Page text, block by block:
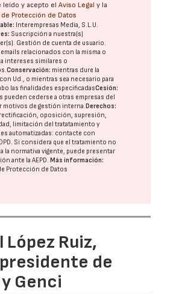
leído y acepto elAviso Legal y la
de Protección de Datos
Interempresas Media, S.L.U.
Suscripción a nuestra(s)
Gestión de cuenta de usuario.
emails relacionados con la misma o
intereses similares o
Conservación: mientras dure la
Ud., o mientras sea necesario para
las finalidades especificadasCesión:
pueden cederse a otras empresas del
motivos de gestión interna. Derechos:
oposición, supresión,
limitación del tratatamiento y
automatizadas: contacte con
. Si considera que el tratamiento no
la normativa vigente, puede presentar
ante laAEPD. Más información:
Protección de Datos
López Ruiz,
de
Genci